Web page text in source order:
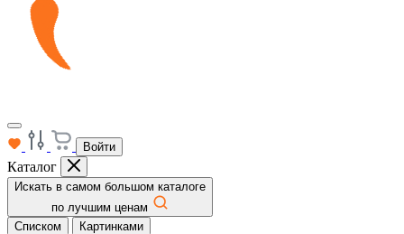
Войти
Каталог
Искать в самом большом каталоге
по лучшим ценам
Списком
Картинками